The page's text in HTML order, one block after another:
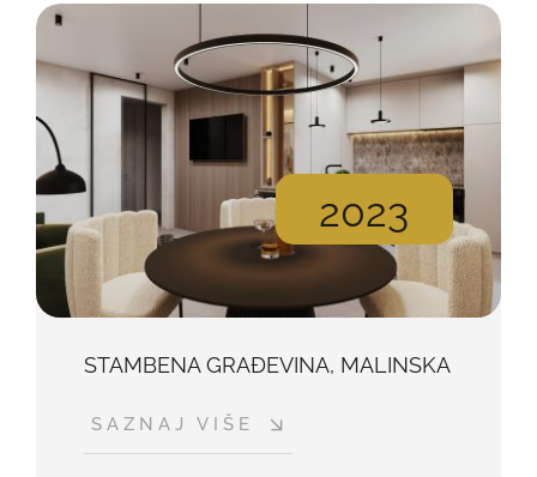
2023
STAMBENA GRAĐEVINA, MALINSKA
SAZNAJ VIŠE